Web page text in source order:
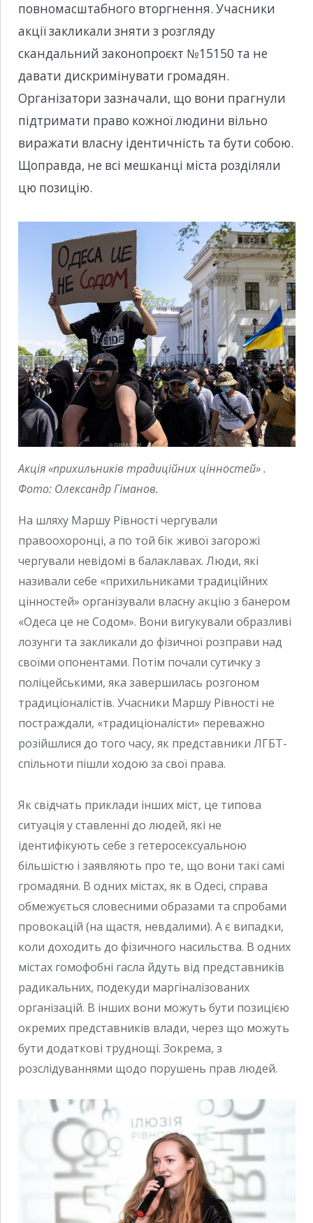
повномасштабного вторгнення. Учасники
акції закликали зняти з розгляду
скандальний законопроєкт №15150 та не
давати дискримінувати громадян.
Організатори зазначали, що вони прагнули
підтримати право кожної людини вільно
виражати власну ідентичність та бути собою.
Щоправда, не всі мешканці міста розділяли
цю позицію.
Акція «прихильників традиційних цінностей» .
Фото: Олександр Гіманов.
На шляху Маршу Рівності чергували
правоохоронці, а по той бік живої загорожі
чергували невідомі в балаклавах. Люди, які
називали себе «прихильниками традиційних
цінностей» організували власну акцію з банером
«Одеса це не Содом». Вони вигукували образливі
лозунги та закликали до фізичної розправи над
своїми опонентами. Потім почали сутичку з
поліцейськими, яка завершилась розгоном
традиціоналістів. Учасники Маршу Рівності не
постраждали, «традиціоналісти» переважно
розійшлися до того часу, як представники ЛГБТ-
спільноти пішли ходою за свої права.
Як свідчать приклади інших міст, це типова
ситуація у ставленні до людей, які не
ідентифікують себе з гетеросексуальною
більшістю і заявляють про те, що вони такі самі
громадяни. В одних містах, як в Одесі, справа
обмежується словесними образами та спробами
провокацій (на щастя, невдалими). А є випадки,
коли доходить до фізичного насильства. В одних
містах гомофобні гасла йдуть від представників
радикальних, подекуди маргіналізованих
організацій. В інших вони можуть бути позицією
окремих представників влади, через що можуть
бути додаткові труднощі. Зокрема, з
розслідуваннями щодо порушень прав людей.